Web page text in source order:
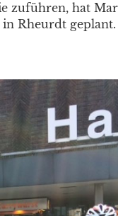
zuführen, hat
Rheurdt